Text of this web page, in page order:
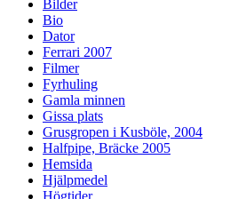
Bilder
Bio
Dator
Ferrari 2007
Filmer
Fyrhuling
Gamla minnen
Gissa plats
Grusgropen i Kusböle, 2004
Halfpipe, Bräcke 2005
Hemsida
Hjälpmedel
Högtider